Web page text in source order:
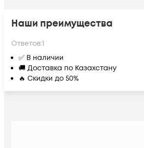
Наши преимущества
Ответов:1
✅ В наличии
🚚 Доставка по Казахстану
🔥 Скидки до 50%